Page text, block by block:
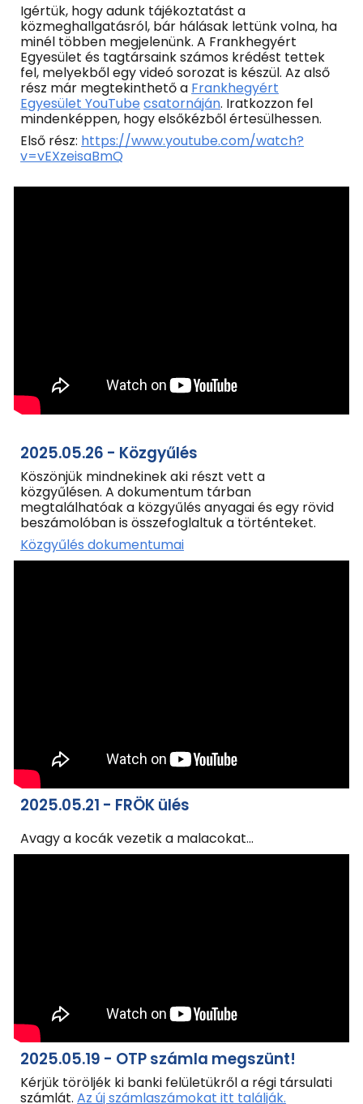
Igértük, hogy adunk tájékoztatást a
közmeghallgatásról, bár hálásak lettünk volna, ha
minél többen megjelenünk. A Frankhegyért
Egyesület és tagtársaink számos krédést tettek
fel, melyekből egy videó sorozat is készül. Az alső
rész már megtekinthető a Frankhegyért
Egyesület YouTubecsatornáján. Iratkozzon fel
mindenképpen, hogy elsőkézből értesülhessen.
Első rész: https://www.youtube.com/watch?
v=vEXzeisaBmQ
2025.05.26 - Közgyűlés
Köszönjük mindnekinek aki részt vett a
közgyűlésen. A dokumentum tárban
megtalálhatóak a közgyűlés anyagai és egy rövid
beszámolóban is összefoglaltuk a történteket.
Közgyűlés dokumentumai
2025.05.21 - FRÖK ülés
Avagy a kocák vezetik a malacokat...
2025.05.19 - OTP számla megszünt!
Kérjük töröljék ki banki felületükről a régi társulati
számlát.Az új számlaszámokat itt találják.